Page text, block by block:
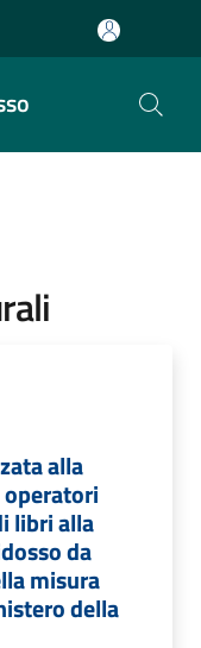
alla
libri alla
da
misura
della